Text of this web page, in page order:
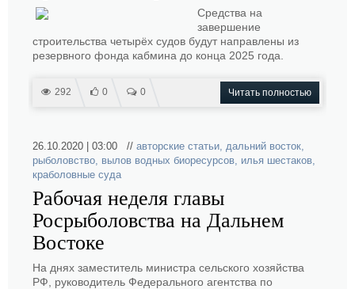
Средства на
завершение
строительства четырёх судов будут направлены из
резервного фонда кабмина до конца 2025 года.
292 0 0 Читать полностью
26.10.2020 | 03:00 // авторские статьи, дальний восток,
рыболовство, вылов водных биоресурсов, илья шестаков,
краболовные суда
Рабочая неделя главы
Росрыболовства на Дальнем
Востоке
На днях заместитель министра сельского хозяйства
РФ, руководитель Федерального агентства по